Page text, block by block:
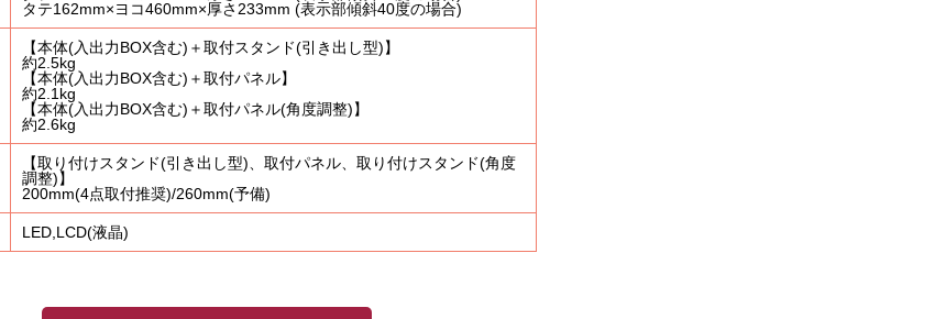
事例紹介 ご利用について よくある質問 会社概要 お知らせ
タテ162mm×ヨコ460mm×厚さ233mm (表示部傾斜40度の場合)
【本体(入出力BOX含む)＋取付スタンド(引き出し型)】
約2.5kg
【本体(入出力BOX含む)＋取付パネル】
約2.1kg
【本体(入出力BOX含む)＋取付パネル(角度調整)】
約2.6kg
【取り付けスタンド(引き出し型)、取付パネル、取り付けスタンド(角度
調整)】
200mm(4点取付推奨)/260mm(予備)
LED,LCD(液晶)